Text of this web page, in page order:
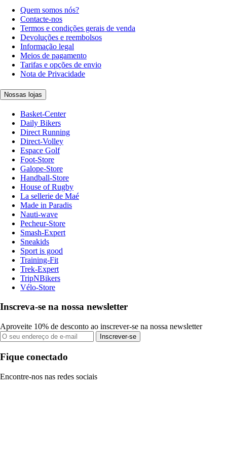
Quem somos nós?
Contacte-nos
Termos e condições gerais de venda
Devoluções e reembolsos
Informação legal
Meios de pagamento
Tarifas e opções de envio
Nota de Privacidade
Nossas lojas
Basket-Center
Daily Bikers
Direct Running
Direct-Volley
Espace Golf
Foot-Store
Galope-Store
Handball-Store
House of Rugby
La sellerie de Maé
Made in Paradis
Nauti-wave
Pecheur-Store
Smash-Expert
Sneakids
Sport is good
Training-Fit
Trek-Expert
TripNBikers
Vélo-Store
Inscreva-se na nossa newsletter
Aproveite 10% de desconto ao inscrever-se na nossa newsletter
Inscrever-se
Fique conectado
Encontre-nos nas redes sociais